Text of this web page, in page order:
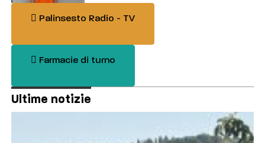
Palinsesto Radio - TV
Farmacie di turno
Ultime notizie